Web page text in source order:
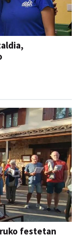
festetan